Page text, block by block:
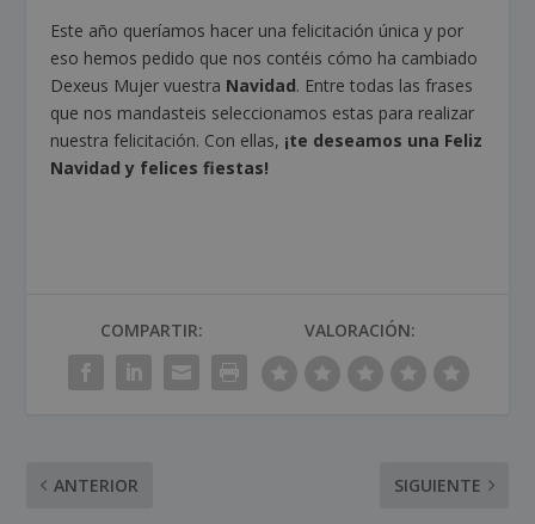
Este año queríamos hacer una felicitación única y por
eso hemos pedido que nos contéis cómo ha cambiado
Dexeus Mujer vuestra Navidad. Entre todas las frases
que nos mandasteis seleccionamos estas para realizar
nuestra felicitación. Con ellas, ¡te deseamos una Feliz
Navidad y felices fiestas!
COMPARTIR: VALORACIÓN:
ANTERIOR SIGUIENTE